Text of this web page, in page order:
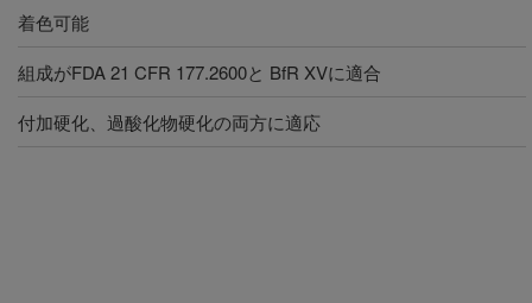
着色可能
組成がFDA 21 CFR 177.2600と BfR XVに適合
付加硬化、過酸化物硬化の両方に適応